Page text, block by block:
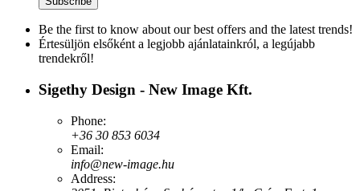
Be the first to know about our best offers and the latest trends!
Értesüljön elsőként a legjobb ajánlatainkról, a legújabb
trendekről!
Sigethy Design - New Image Kft.
Phone:
+36 30 853 6034
Email:
info@new-image.hu
Address: